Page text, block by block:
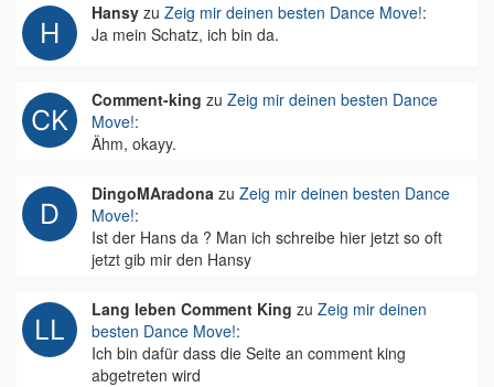
Hansy zu Zeig mir deinen besten Dance Move!:
Ja mein Schatz, ich bin da.
Comment-king zu Zeig mir deinen besten Dance
Move!:
Ähm, okayy.
DingoMAradona zu Zeig mir deinen besten Dance
Move!:
Ist der Hans da ? Man ich schreibe hier jetzt so oft
jetzt gib mir den Hansy
Lang leben Comment King zu Zeig mir deinen
besten Dance Move!:
Ich bin dafür dass die Seite an comment king
abgetreten wird